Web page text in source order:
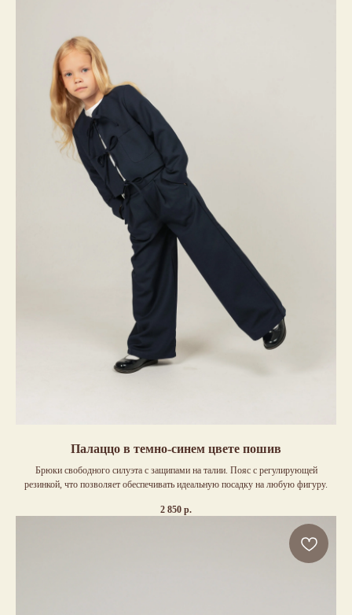
Палаццо в темно-синем цвете пошив
Брюки свободного силуэта с защипами на талии. Пояс с регулирующей
резинкой, что позволяет обеспечивать идеальную посадку на любую фигуру.
2 850 р.